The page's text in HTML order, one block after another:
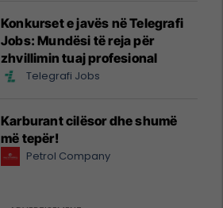
Konkurset e javës në Telegrafi
Jobs: Mundësi të reja për
zhvillimin tuaj profesional
Telegrafi Jobs
Karburant cilësor dhe shumë
më tepër!
Petrol Company